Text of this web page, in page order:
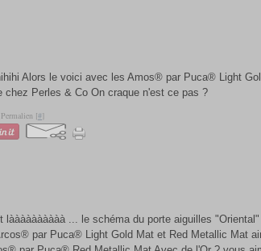
Alors le voici avec les Amos® par Puca® Light
chez Perles & Co On craque n'est ce pas ?
[#]
làààààààààà ... le schéma du porte aiguilles "Oriental"
par Puca® Light Gold Mat et Red Metallic Mat